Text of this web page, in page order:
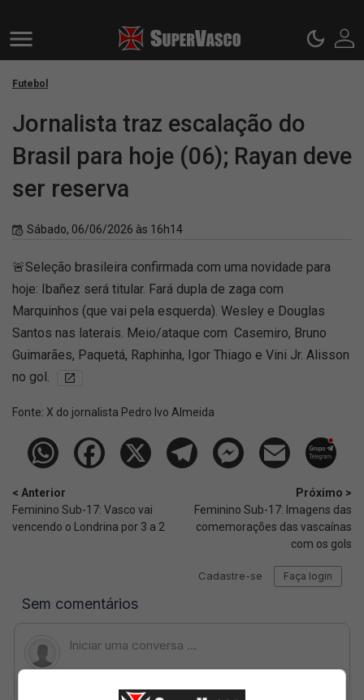
Futebol
Jornalista traz escalação do
Brasil para hoje (06); Rayan deve
ser reserva
Sábado, 06/06/2026 às 16h14
🚨Seleção brasileira confirmada com uma novidade para
hoje: Ibañez será titular. Fará dupla de zaga com
Marquinhos (que vai pela esquerda). Wesley e Douglas
Santos nas laterais. Meio/ataque com Casemiro, Bruno
Guimarães, Paquetá, Raphinha, Igor Thiago e Vini Jr. Alisson
no gol.
Fonte: X do jornalista Pedro Ivo Almeida
< Anterior
Feminino Sub-17: Vasco vai
vencendo o Londrina por 3 a 2
Próximo >
Feminino Sub-17: Imagens das
comemorações das vascaínas
com os gols